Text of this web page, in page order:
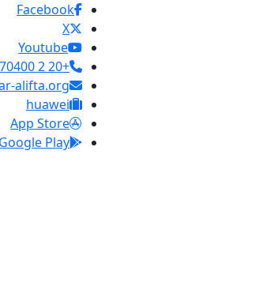
Facebook
X
Youtube
+20 2 25970400
alifta.org
huawei
App Store
Google Play